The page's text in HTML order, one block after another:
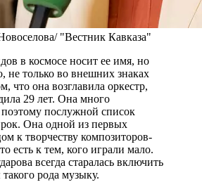
"Вестник Кавказа"
в космосе носит ее имя, но
не только во внешних знаках
что она возглавила оркестр,
29 лет. Она много
поэтому послужной список
Она одной из первых
к творчеству композиторов-
есть к тем, кого играли мало.
всегда старалась включить
рода музыку.